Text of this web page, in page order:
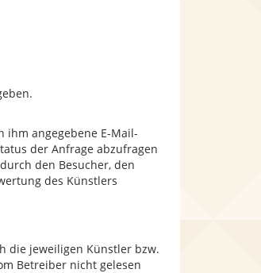
ihm angegebene E-Mail-
der Anfrage abzufragen
den Besucher, den
des Künstlers
die jeweiligen Künstler bzw.
Betreiber nicht gelesen